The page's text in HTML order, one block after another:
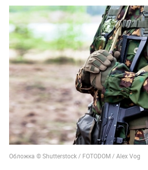
Обложка © Shutterstock / FOTODOM / Alex Vog